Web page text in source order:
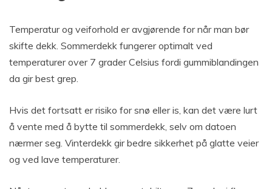
Temperatur og veiforhold er avgjørende for når man bør
skifte dekk. Sommerdekk fungerer optimalt ved
temperaturer over 7 grader Celsius fordi gummiblandingen
da gir best grep.
Hvis det fortsatt er risiko for snø eller is, kan det være lurt
å vente med å bytte til sommerdekk, selv om datoen
nærmer seg. Vinterdekk gir bedre sikkerhet på glatte veier
og ved lave temperaturer.